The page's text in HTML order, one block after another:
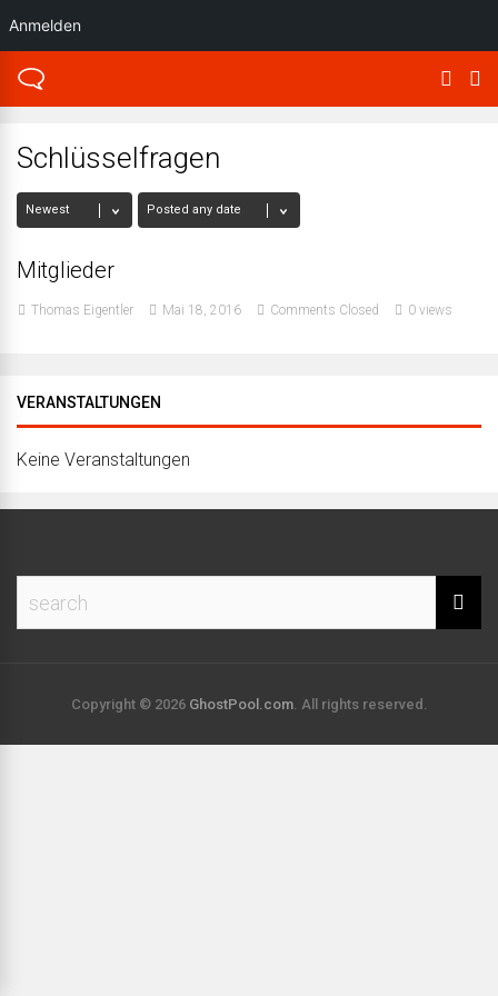
Schlüsselfragen
Mitglieder
Thomas Eigentler Mai 18, 2016 Comments Closed 0 views
VERANSTALTUNGEN
Keine Veranstaltungen
Copyright © 2026 GhostPool.com. All rights reserved.
Anmelden